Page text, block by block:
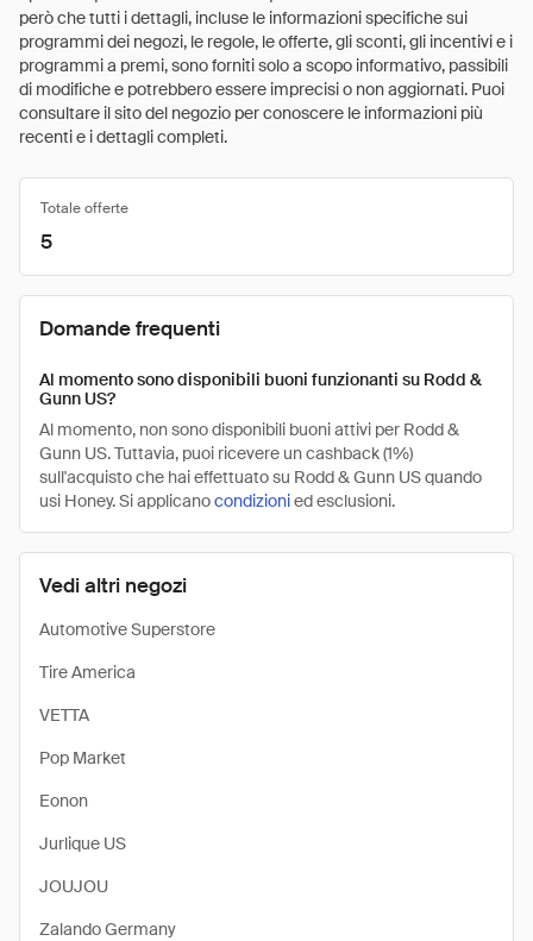
però che tutti i dettagli, incluse le informazioni specifiche sui
programmi dei negozi, le regole, le offerte, gli sconti, gli incentivi e i
programmi a premi, sono forniti solo a scopo informativo, passibili
di modifiche e potrebbero essere imprecisi o non aggiornati. Puoi
consultare il sito del negozio per conoscere le informazioni più
recenti e i dettagli completi.
Vedi altri negozi
Automotive Superstore
Tire America
VETTA
Pop Market
Eonon
Jurlique US
JOUJOU
Zalando Germany
Totale offerte
5
Domande frequenti
Al momento sono disponibili buoni funzionanti su Rodd &
Gunn US?
Al momento, non sono disponibili buoni attivi per Rodd &
Gunn US. Tuttavia, puoi ricevere un cashback (1%)
sull'acquisto che hai effettuato su Rodd & Gunn US quando
usi Honey. Si applicanocondizionied esclusioni.